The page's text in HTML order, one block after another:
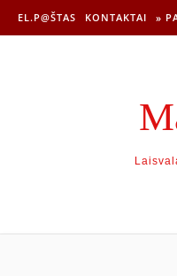
EL.P@ŠTAS KONTAKTAI »